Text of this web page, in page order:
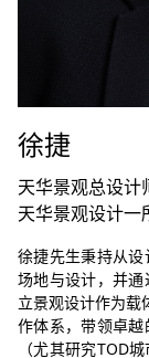
徐捷
天华景观总设计
天华景观设计一
徐捷先生秉持从
场地与设计，并
立景观设计作为载
作体系，带领卓
（尤其研究TOD